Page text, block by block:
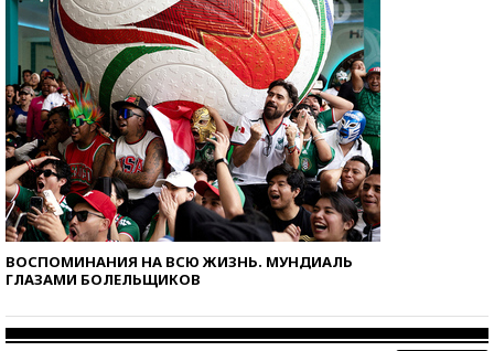
ВОСПОМИНАНИЯ НА ВСЮ ЖИЗНЬ. МУНДИАЛЬ
ГЛАЗАМИ БОЛЕЛЬЩИКОВ